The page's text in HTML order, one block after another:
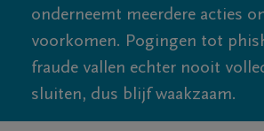
onderneemt meerdere acties
voorkomen. Pogingen tot
fraude vallen echter nooit
sluiten, dus blijf waakzaam.